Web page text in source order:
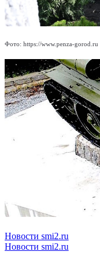
Фото: https://www.penza-gorod.ru
Новости smi2.ru
Новости smi2.ru